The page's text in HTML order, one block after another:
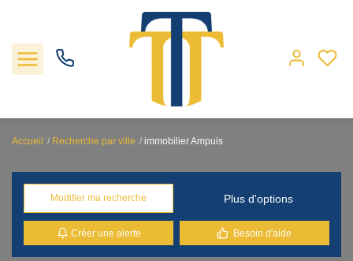
Locations
Gestion
Accueil Recherche par ville immobilier Ampuis
Modifier ma recherche Plus d'options
Créer une alerte Besoin d'aide